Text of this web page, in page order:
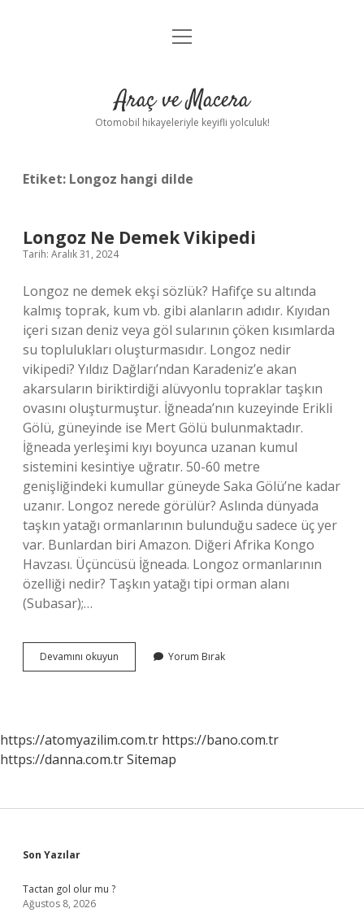
Anasayfa
Yasal Uyarı
menüyü
Araç ve Macera
Otomobil hikayeleriyle keyifli yolculuk!
Etiket: Longoz hangi dilde
Longoz Ne Demek Vikipedi
Tarih: Aralık 31, 2024
Longoz ne demek ekşi sözlük? Hafifçe su altında
kalmış toprak, kum vb. gibi alanların adıdır. Kıyıdan
içeri sızan deniz veya göl sularının çöken kısımlarda
su toplulukları oluşturmasıdır. Longoz nedir
vikipedi? Yıldız Dağları’ndan Karadeniz’e akan
akarsuların biriktirdiği alüvyonlu topraklar taşkın
ovasını oluşturmuştur. İğneada’nın kuzeyinde Erikli
Gölü, güneyinde ise Mert Gölü bulunmaktadır.
İğneada yerleşimi kıyı boyunca uzanan kumul
sistemini kesintiye uğratır. 50-60 metre
genişliğindeki kumullar güneyde Saka Gölü’ne kadar
uzanır. Longoz nerede görülür? Aslında dünyada
taşkın yatağı ormanlarının bulunduğu sadece üç yer
var. Bunlardan biri Amazon. Diğeri Afrika Kongo
Havzası. Üçüncüsü İğneada. Longoz ormanlarının
özelliği nedir? Taşkın yatağı tipi orman alanı
(Subasar);…
Devamını okuyun
Ne
Yorum Bırak
https://atomyazilim.com.tr https://bano.com.tr
https://danna.com.trSitemap
Sidebar
Son Yazılar
Tactan gol olur mu ?
Ağustos 8, 2026